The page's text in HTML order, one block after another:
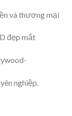
và thương mại
đẹp mắt
nghiệp.